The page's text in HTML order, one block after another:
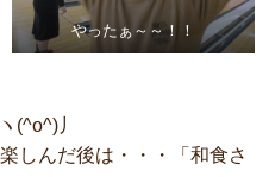
やったぁ～～！！
(^o^)丿
しんだ後は・・・「和食さ